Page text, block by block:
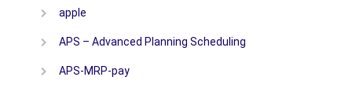
apple
APS – Advanced Planning Scheduling
APS-MRP-pay